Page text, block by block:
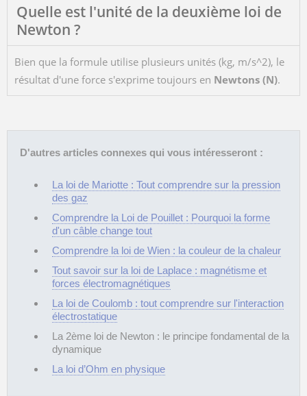
Quelle est l'unité de la deuxième loi de
Newton ?
Bien que la formule utilise plusieurs unités (kg, m/s^2), le
résultat d'une force s'exprime toujours en Newtons (N).
D'autres articles connexes qui vous intéresseront :
La loi de Mariotte : Tout comprendre sur la pression
des gaz
Comprendre la Loi de Pouillet : Pourquoi la forme
d'un câble change tout
Comprendre la loi de Wien : la couleur de la chaleur
Tout savoir sur la loi de Laplace : magnétisme et
forces électromagnétiques
La loi de Coulomb : tout comprendre sur l'interaction
électrostatique
La 2ème loi de Newton : le principe fondamental de la
dynamique
La loi d’Ohm en physique